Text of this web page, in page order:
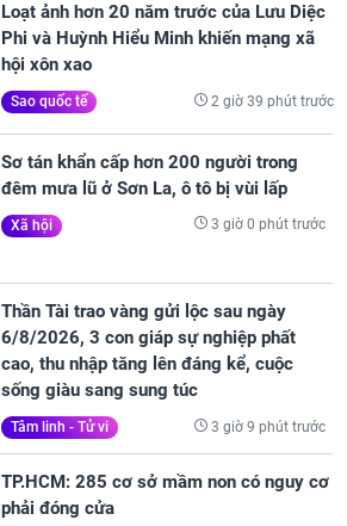
Loạt ảnh hơn 20 năm trước của Lưu Diệc
Phi và Huỳnh Hiểu Minh khiến mạng xã
hội xôn xao
Sao quốc tế 2 giờ 39 phút trước
Sơ tán khẩn cấp hơn 200 người trong
đêm mưa lũ ở Sơn La, ô tô bị vùi lấp
Xã hội 3 giờ 0 phút trước
Thần Tài trao vàng gửi lộc sau ngày
6/8/2026, 3 con giáp sự nghiệp phất
cao, thu nhập tăng lên đáng kể, cuộc
sống giàu sang sung túc
Tâm linh - Tử vi 3 giờ 9 phút trước
TP.HCM: 285 cơ sở mầm non có nguy cơ
phải đóng cửa